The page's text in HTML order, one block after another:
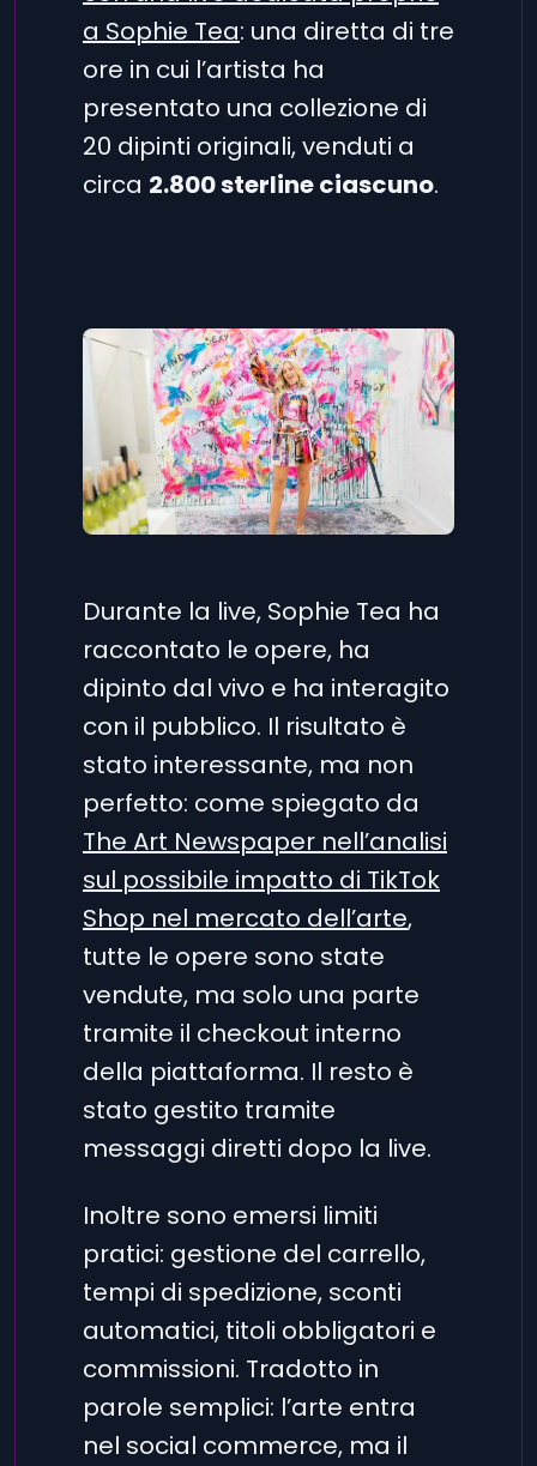
a Sophie Tea: una diretta di tre
ore in cui l’artista ha
presentato una collezione di
20 dipinti originali, venduti a
circa 2.800 sterline ciascuno.
Durante la live, Sophie Tea ha
raccontato le opere, ha
dipinto dal vivo e ha interagito
con il pubblico. Il risultato è
stato interessante, ma non
perfetto: come spiegato da
The Art Newspaper nell’analisi
sul possibile impatto di TikTok
Shop nel mercato dell’arte,
tutte le opere sono state
vendute, ma solo una parte
tramite il checkout interno
della piattaforma. Il resto è
stato gestito tramite
messaggi diretti dopo la live.
Inoltre sono emersi limiti
pratici: gestione del carrello,
tempi di spedizione, sconti
automatici, titoli obbligatori e
commissioni. Tradotto in
parole semplici: l’arte entra
nel social commerce, ma il